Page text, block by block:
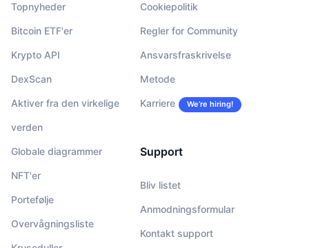
Topnyheder
Bitcoin ETF'er
Krypto API
DexScan
Aktiver fra den virkelige
verden
Globale diagrammer
NFT'er
Portefølje
Overvågningsliste
Cookiepolitik
Regler for Community
Ansvarsfraskrivelse
Metode
Karriere We’re hiring!
Support
Bliv listet
Anmodningsformular
Kontakt support